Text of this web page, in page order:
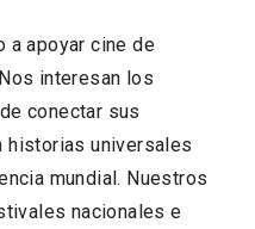
a apoyar cine de
interesan los
conectar sus
historias universales
mundial. Nuestros
nacionales e